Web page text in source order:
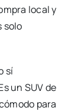
local y
solo
sí
un SUV de
para